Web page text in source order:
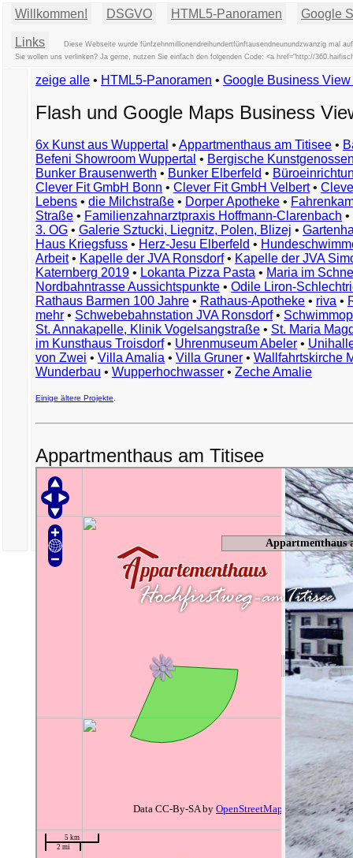
Willkommen! DSGVO HTML5-Panoramen Google
Links
Diese Webseite wurde fünfzehnmillionendreihundertfünftausendneunundzwanzig mal
Sie wollen uns verlinken? Ja gerne, nutzen Sie einfach den folgenden Code: <a href="http://
zeige alle • HTML5-Panoramen • Google Business
Flash und Google Maps Business
6x Kunst aus Wuppertal • Appartmenthaus am Titisee •
Befeni Showroom Wuppertal • Bergische
Bunker Brausenwerth • Bunker Elberfeld •
Clever Fit GmbH Bonn • Clever Fit GmbH Velbert•
Lebens • die Milchstraße • Dorper Apotheke •
Straße • Familienzahnarztpraxis Hoffmann-Clarenbach •
3. OG • Galerie Sztucki, Liegnitz, Polen, Blizej •
Haus Kriegsfuss • Herz-Jesu Elberfeld •
Arbeit• Kapelle der JVA Ronsdorf• Kapelle der JVA
Katernberg 2019 • Lokanta Pizza Pasta • Maria im
Nordbahntrasse Aussichtspunkte • Odile Liron-
Rathaus Barmen 100 Jahre • Rathaus-Apotheke • riva •
mehr • Schwebebahnstation JVA Ronsdorf•
St. Annakapelle, Klinik Vogelsangstraße • St. Maria
im Kunsthaus Troisdorf• Uhrenmuseum Abeler •
von Zwei • Villa Amalia • Villa Gruner • Wallfahrtskirche
Wunderbau • Wupperhochwasser • Zeche Amalie
Einige ältere Projekte
Appartmenthaus am Titisee